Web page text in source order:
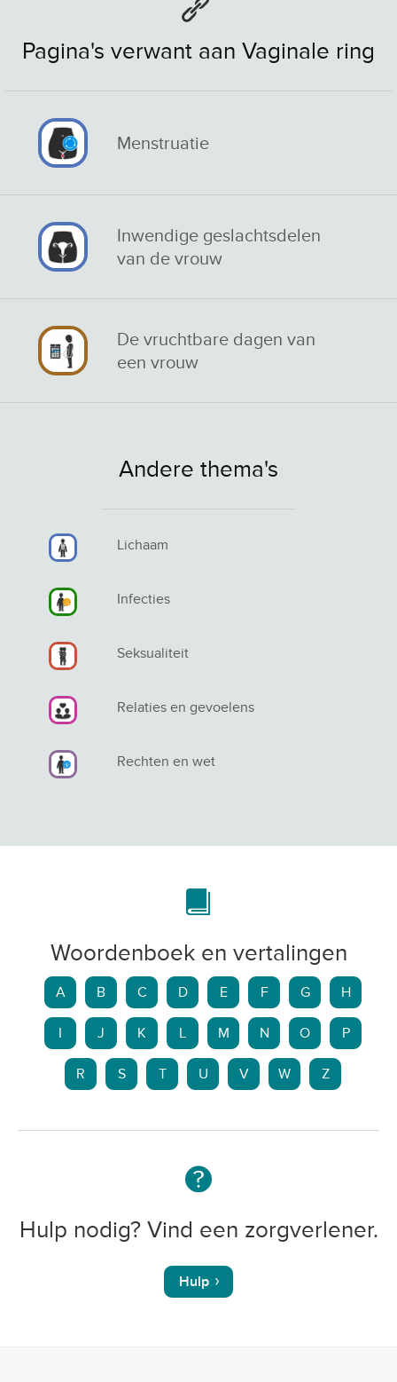
Pagina's verwant aan Vaginale ring
Menstruatie
Inwendige geslachtsdelen
van de vrouw
De vruchtbare dagen van
een vrouw
Andere thema's
Lichaam
Infecties
Seksualiteit
Relaties en gevoelens
Rechten en wet
Woordenboek en vertalingen
A B C D E F G H
J K L M N O P
R S T U V W Z
Hulp nodig? Vind een zorgverlener.
Hulp